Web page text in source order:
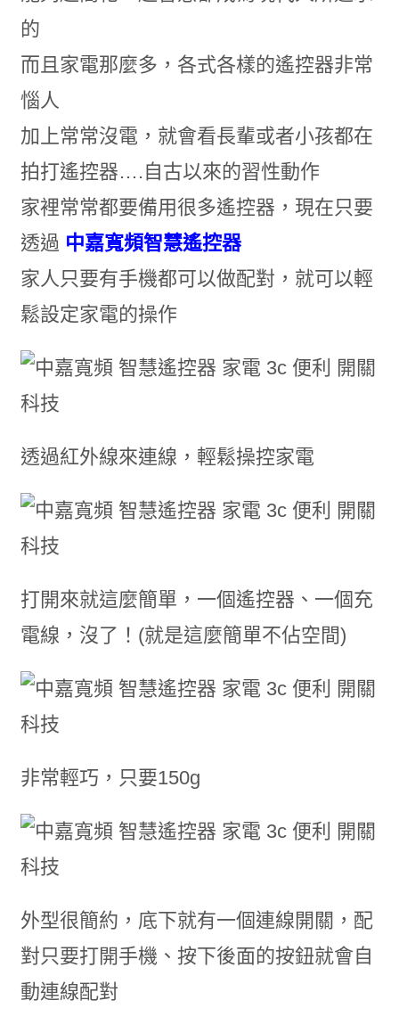
的
而且家電那麼多，各式各樣的遙控器非常
惱人
加上常常沒電，就會看長輩或者小孩都在
拍打遙控器….自古以來的習性動作
家裡常常都要備用很多遙控器，現在只要
透過 中嘉寬頻智慧遙控器
家人只要有手機都可以做配對，就可以輕
鬆設定家電的操作
透過紅外線來連線，輕鬆操控家電
打開來就這麼簡單，一個遙控器、一個充
電線，沒了！(就是這麼簡單不佔空間)
非常輕巧，只要150g
外型很簡約，底下就有一個連線開關，配
對只要打開手機、按下後面的按鈕就會自
動連線配對